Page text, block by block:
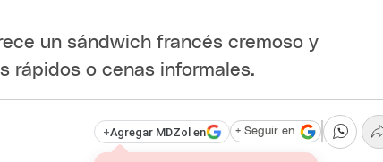
un sándwich francés cremoso y
rápidos o cenas informales.
+Agregar MDZol en + Seguir en